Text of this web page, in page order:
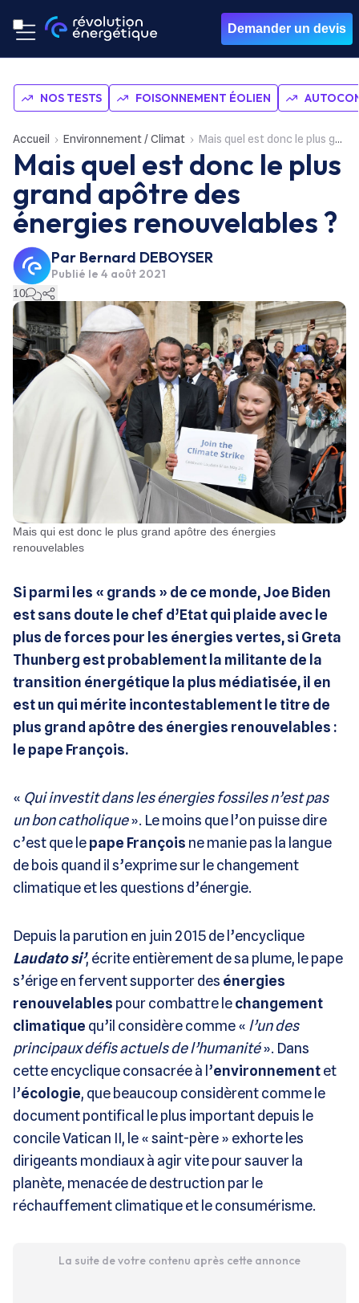
Demander un devis
NOS TESTS FOISONNEMENT ÉOLIEN
Accueil Environnement / Climat Mais quel est donc le plus grand apôtre des énergies renouvelables ?
Mais quel est donc le plus
grand apôtre des
énergies renouvelables ?
Par Bernard DEBOYSER
Publié le 4 août 2021
10
Mais qui est donc le plus grand apôtre des énergies
renouvelables
Si parmi les « grands » de ce monde, Joe Biden
est sans doute le chef d’Etat qui plaide avec le
plus de forces pour les énergies vertes, si Greta
Thunberg est probablement la militante de la
transition énergétique la plus médiatisée, il en
est un qui mérite incontestablement le titre de
plus grand apôtre des énergies renouvelables :
le pape François.
« Qui investit dans les énergies fossiles n’est pas
un bon catholique». Le moins que l’on puisse dire
c’est que lepape François ne manie pas la langue
de bois quand il s’exprime sur le changement
climatique et les questions d’énergie.
Depuis la parution en juin 2015 de l’encyclique
Laudato si’, écrite entièrement de sa plume, le pape
s’érige en fervent supporter des énergies
renouvelables pour combattre lechangement
climatique qu’il considère comme « l’un des
principaux défis actuels de l’humanité». Dans
cette encyclique consacrée à l’environnementet
l’écologie, que beaucoup considèrent comme le
document pontifical le plus important depuis le
concile Vatican II, le « saint-père » exhorte les
dirigeants mondiaux à agir vite pour sauver la
planète, menacée de destruction par le
réchauffement climatique et le consumérisme.
La suite de votre contenu après cette annonce